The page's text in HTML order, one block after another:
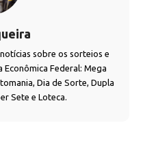
sobre os sorteios e
Federal: Mega
Dia de Sorte, Dupla
Sete e Loteca.